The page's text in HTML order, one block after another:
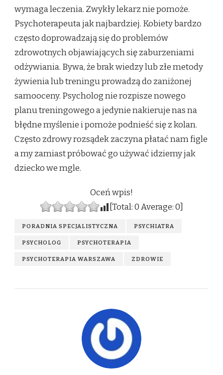
wymaga leczenia. Zwykły lekarz nie pomoże.
Psychoterapeuta jak najbardziej. Kobiety bardzo
często doprowadzają się do problemów
zdrowotnych objawiających się zaburzeniami
odżywiania. Bywa, że brak wiedzy lub złe metody
żywienia lub treningu prowadzą do zaniżonej
samooceny. Psycholog nie rozpisze nowego
planu treningowego a jedynie nakieruje nas na
błędne myślenie i pomoże podnieść się z kolan.
Często zdrowy rozsądek zaczyna płatać nam figle
a my zamiast próbować go używać idziemy jak
dziecko we mgle.
Oceń wpis!
[Total:0Average:0
PORADNIA SPECJALISTYCZNA PSYCHIATRA
PSYCHOLOG PSYCHOTERAPIA
PSYCHOTERAPIA WARSZAWA ZDROWIE